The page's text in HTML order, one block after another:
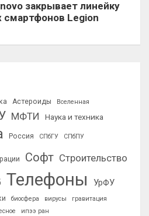
закрывает линейку
смартфонов Legion
Астероиды Вселенная
МФТИ Наука и техника
Россия СПбГУ СПбПУ
Софт Строительство
Телефоны УрФУ
биосфера вирусы
гравитация
ипээ ран